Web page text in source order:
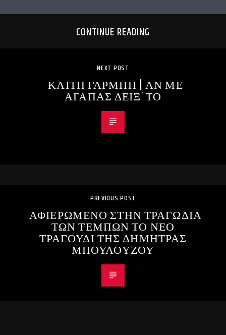
CONTINUE READING
NEXT POST
ΚΑΙΤΗ ΓΑΡΜΠΗ | ΑΝ ΜΕ
ΑΓΑΠΑΣ ΔΕΙΞ`ΤΟ
PREVIOUS POST
ΑΦΙΕΡΩΜΕΝΟ ΣΤΗΝ ΤΡΑΓΩΔΙΑ
ΤΩΝ ΤΕΜΠΩΝ ΤΟ ΝΕΟ
ΤΡΑΓΟΥΔΙ ΤΗΣ ΔΗΜΗΤΡΑΣ
ΜΠΟΥΛΟΥΖΟΥ